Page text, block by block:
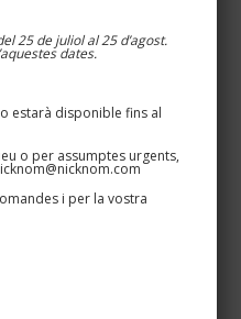
25 de juliol al 25 d’agost.
dates.
estarà disponible fins al
o per assumptes urgents,
i per la vostra